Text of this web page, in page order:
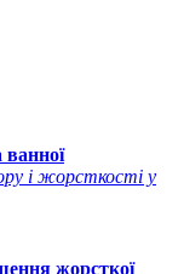
і жорсткості у
жорсткої